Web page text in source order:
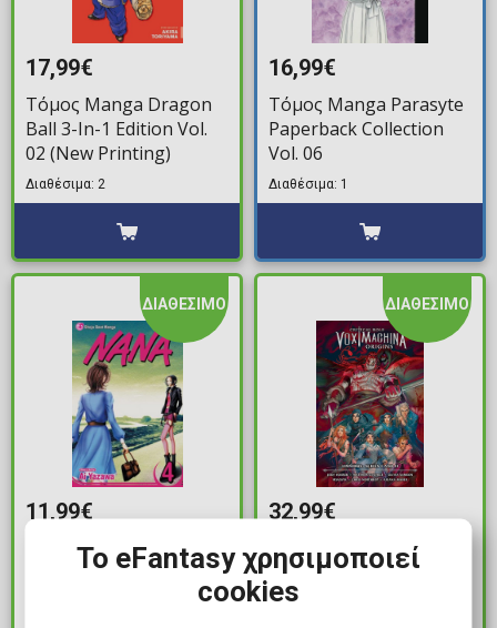
17,99€
Τόμος Manga Dragon
Ball 3-In-1 Edition Vol.
02 (New Printing)
Διαθέσιμα: 2
16,99€
Τόμος Manga Parasyte
Paperback Collection
Vol. 06
Διαθέσιμα: 1
ΔΙΑΘΕΣΙΜΟ
11,99€
Τόμος Manga Nana Vol.
ΔΙΑΘΕΣΙΜΟ
32,99€
Εικονογραφημένος
Τόμος Critical Role: Vox
Machina Origins
Το eFantasy χρησιμοποιεί
cookies